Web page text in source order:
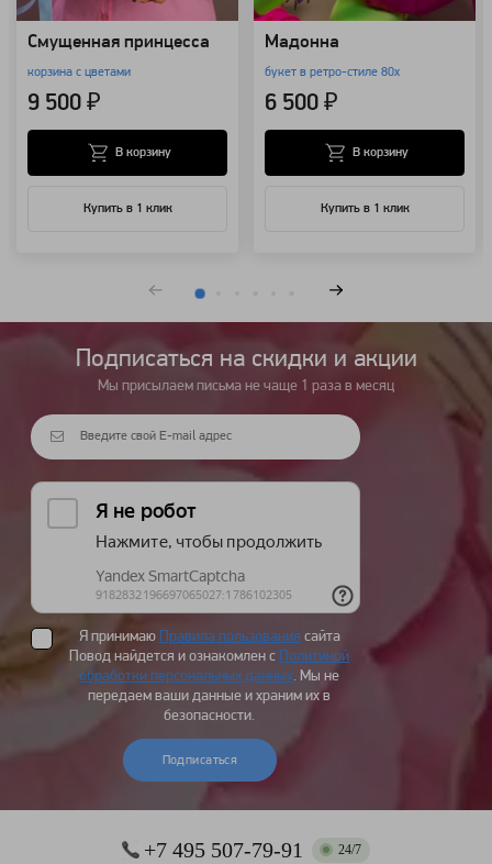
Смущенная принцесса
корзина с цветами
9 500 ₽
Купить в 1 клик
В корзину
Мадонна
букет в ретро-стиле 80х
6 500 ₽
Купить в 1 клик
В корзину
Подписаться на cкидки и акции
Мы присылаем письма не чаще 1 раза в месяц
Я принимаю Правила пользования сайта
Повод найдется и ознакомлен с Политикой
обработки персональных данных. Мы не
передаем ваши данные и храним их в
безопасности.
Подписаться
+7 495 507-79-91 24/7